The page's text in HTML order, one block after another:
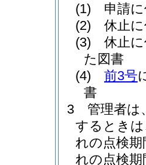
(1)
申請
(2)
休止
(3)
休止
た図書
(4)
前3号
書
3
管理者は
するとき
れの点検
れの点検